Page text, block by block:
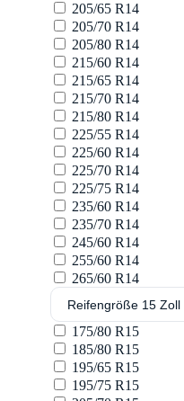
205/65 R14
205/70 R14
205/80 R14
215/60 R14
215/65 R14
215/70 R14
215/80 R14
225/55 R14
225/60 R14
225/70 R14
225/75 R14
235/60 R14
235/70 R14
245/60 R14
255/60 R14
265/60 R14
Reifengröße 15 Zoll
175/80 R15
185/80 R15
195/65 R15
195/75 R15